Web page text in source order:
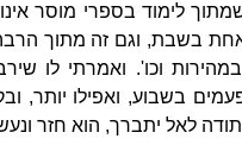
לימוד בספרי מוסר
בשבת, וגם זה מתוך הרבה
וכו'. ואמרתי לו
בשבוע, ואפילו יותר,
לאל יתברך, הוא חזר